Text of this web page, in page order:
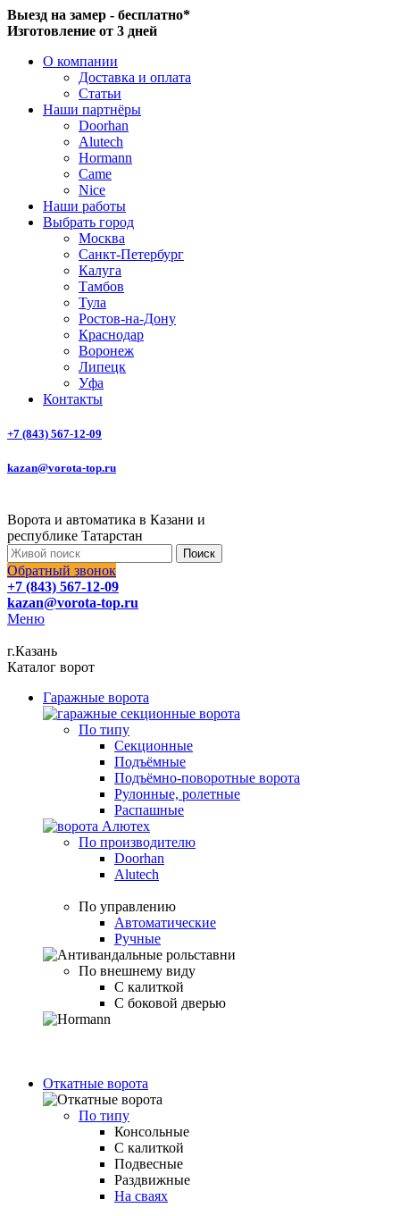
Выезд на замер - бесплатно*
Изготовление от 3 дней
О компании
Доставка и оплата
Статьи
Наши партнёры
Doorhan
Alutech
Hormann
Came
Nice
Наши работы
Выбрать город
Москва
Санкт-Петербург
Калуга
Тамбов
Тула
Ростов-на-Дону
Краснодар
Воронеж
Липецк
Уфа
Контакты
+7 (843) 567-12-09
kazan@vorota-top.ru
Ворота и автоматика в Казани и
республике Татарстан
Поиск
Обратный звонок
+7 (843) 567-12-09
kazan@vorota-top.ru
Меню
г.Казань
Каталог ворот
Гаражные ворота
По типу
Секционные
Подъёмные
Подъёмно-поворотные ворота
Рулонные, ролетные
Распашные
По производителю
Doorhan
Alutech
По управлению
Автоматические
Ручные
По внешнему виду
С калиткой
С боковой дверью
Откатные ворота
По типу
Консольные
С калиткой
Подвесные
Раздвижные
На сваях